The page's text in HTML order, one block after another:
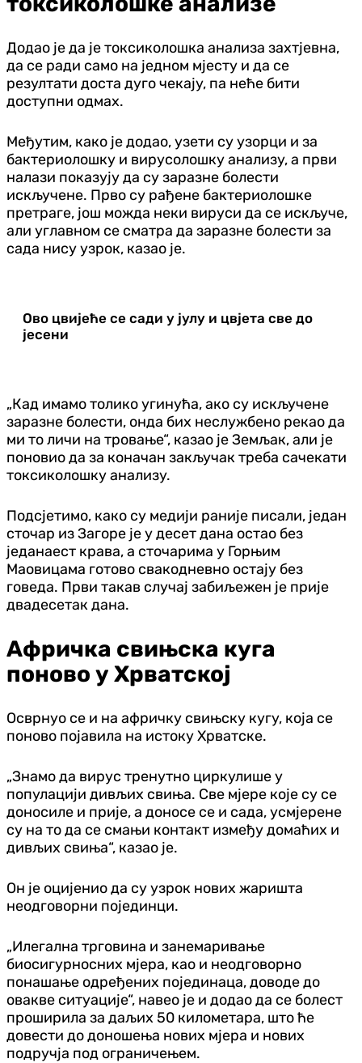
Додао је да је токсиколошка анализа захтјевна,
да се ради само на једном мјесту и да се
резултати доста дуго чекају, па неће бити
доступни одмах.
Међутим, како је додао, узети су узорци и за
бактериолошку и вирусолошку анализу, а први
налази показују да су заразне болести
искључене. Прво су рађене бактериолошке
претраге, још можда неки вируси да се искључе,
али углавном се сматра да заразне болести за
сада нису узрок, казао је.
Ово цвијеће се сади у јулу и цвјета све до
јесени
„Кад имамо толико угинућа, ако су искључене
заразне болести, онда бих неслужбено рекао да
ми то личи на тровање“, казао је Земљак, али је
поновио да за коначан закључак треба сачекати
токсиколошку анализу.
Подсјетимо, како су медији раније писали, један
сточар из Загоре је у десет дана остао без
једанаест крава, а сточарима у Горњим
Маовицама готово свакодневно остају без
говеда. Први такав случај забиљежен је прије
двадесетак дана.
Афричка свињска куга
поново у Хрватској
Осврнуо се и на афричку свињску кугу, која се
поново појавила на истоку Хрватске.
„Знамо да вирус тренутно циркулише у
популацији дивљих свиња. Све мјере које су се
доносиле и прије, а доносе се и сада, усмјерене
су на то да се смањи контакт између домаћих и
дивљих свиња“, казао је.
Он је оцијенио да су узрок нових жаришта
неодговорни појединци.
„Илегална трговина и занемаривање
биосигурносних мјера, као и неодговорно
понашање одређених појединаца, доводе до
овакве ситуације“, навео је и додао да се болест
проширила за даљих 50 километара, што ће
довести до доношења нових мјера и нових
подручја под ограничењем.